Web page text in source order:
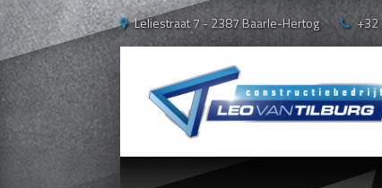
Leliestraat 7 - 2387 Baarle-Hertog +32